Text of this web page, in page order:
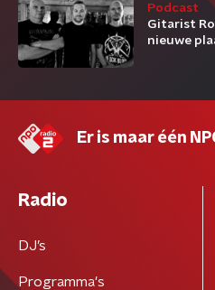
Podcast
Gitarist
nieuwe
Er is maar één
Radio
DJ’s
Programma's